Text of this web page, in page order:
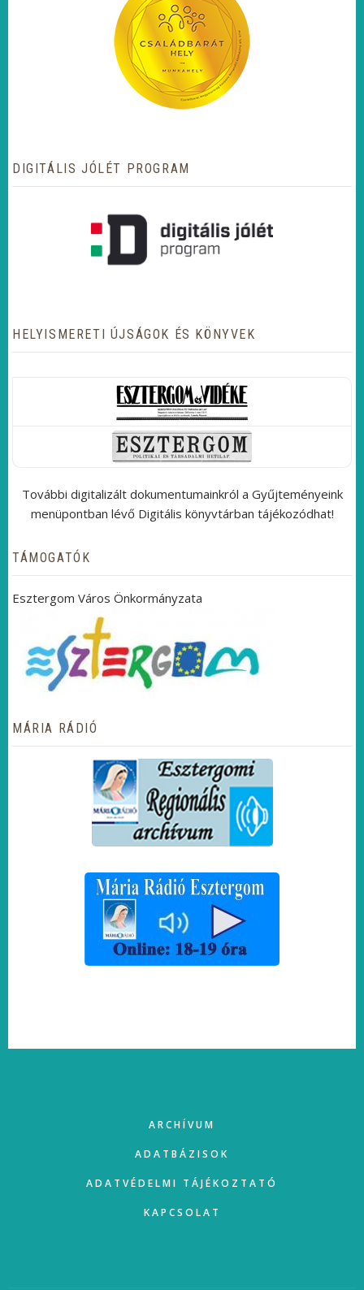
DIGITÁLIS JÓLÉT PROGRAM
HELYISMERETI ÚJSÁGOK ÉS KÖNYVEK
További digitalizált dokumentumainkról a Gyűjteményeink
menüpontban lévő Digitális könyvtárban tájékozódhat!
TÁMOGATÓK
Esztergom Város Önkormányzata
MÁRIA RÁDIÓ
ARCHÍVUM
ADATBÁZISOK
ADATVÉDELMI TÁJÉKOZTATÓ
KAPCSOLAT